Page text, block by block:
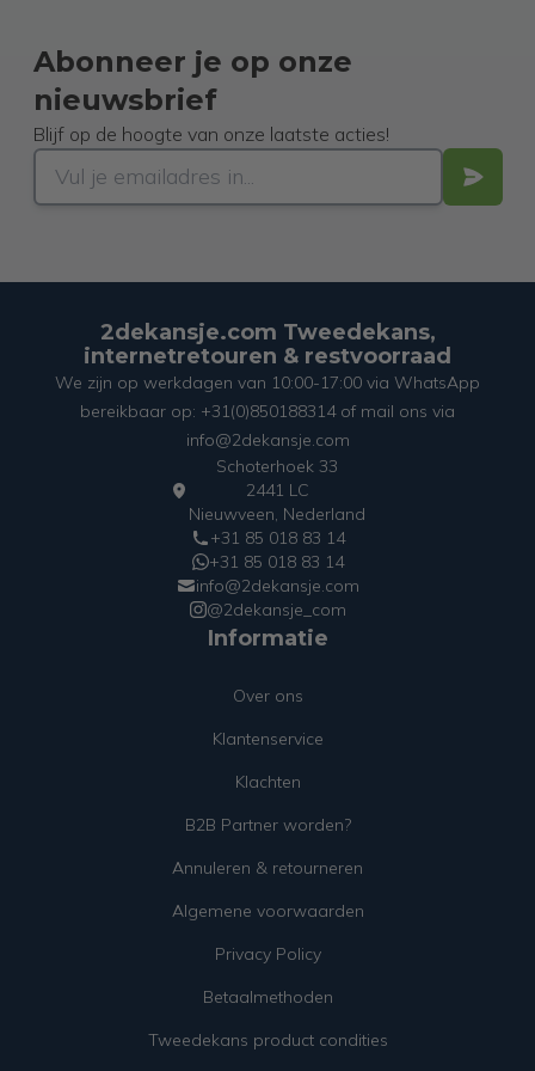
Abonneer je op onze
nieuwsbrief
Blijf op de hoogte van onze laatste acties!
2dekansje.com Tweedekans,
internetretouren & restvoorraad
We zijn op werkdagen van 10:00-17:00 via WhatsApp
bereikbaar op: +31(0)850188314 of mail ons via
info@2dekansje.com
Schoterhoek 33
2441 LC
Nieuwveen, Nederland
+31 85 018 83 14
+31 85 018 83 14
info@2dekansje.com
@2dekansje_com
Informatie
Over ons
Klantenservice
Klachten
B2B Partner worden?
Annuleren & retourneren
Algemene voorwaarden
Privacy Policy
Betaalmethoden
Tweedekans product condities